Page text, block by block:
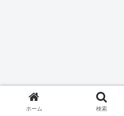
ホーム 検索